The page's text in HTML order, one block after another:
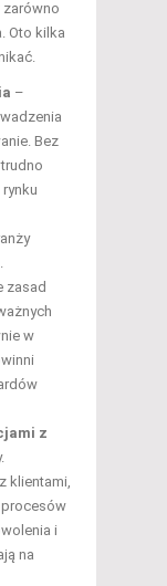
Oto kilka
–
Bez
zasad
w
z
klientami,
i
na